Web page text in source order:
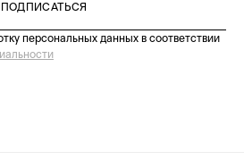
ПОДПИСАТЬСЯ
персональных данных в соответствии